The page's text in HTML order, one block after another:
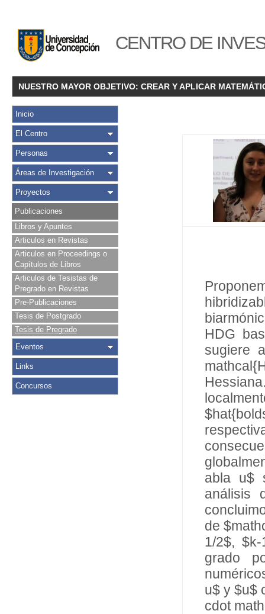
CENTRO DE
NUESTRO MAYOR OBJETIVO: CREAR Y APLICAR
Inicio
El Centro
Personas
Áreas de Investigación
Proyectos
Publicaciones
Libros y Apuntes
Articulos en Revistas
Articulos en Proceedings o
Capítulos de Libros
Articulos de Tesistas de
Pregrado en Revistas
Pre-Publicaciones
Tesis de Postgrado
Tesis de Pregrado
Eventos
Links
Concursos
HDG
sugiere
abla u$
análisis
de
1/2$,
grado
u$ y $u$
cdot